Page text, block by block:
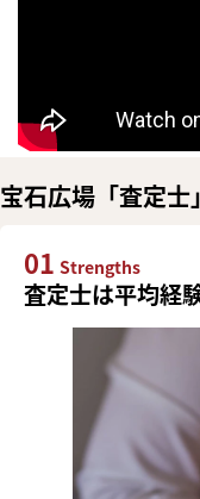
宝石広場「査定士
01 Strengths
査定士は平均経